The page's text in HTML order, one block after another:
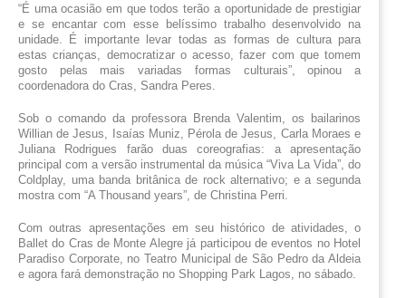
“É uma ocasião em que todos terão a oportunidade de prestigiar
e se encantar com esse belíssimo trabalho desenvolvido na
unidade. É importante levar todas as formas de cultura para
estas crianças, democratizar o acesso, fazer com que tomem
gosto pelas mais variadas formas culturais”, opinou a
coordenadora do Cras, Sandra Peres.
Sob o comando da professora Brenda Valentim, os bailarinos
Willian de Jesus, Isaías Muniz, Pérola de Jesus, Carla Moraes e
Juliana Rodrigues farão duas coreografias: a apresentação
principal com a versão instrumental da música “Viva La Vida”, do
Coldplay, uma banda britânica de rock alternativo; e a segunda
mostra com “A Thousand years”, de Christina Perri.
Com outras apresentações em seu histórico de atividades, o
Ballet do Cras de Monte Alegre já participou de eventos no Hotel
Paradiso Corporate, no Teatro Municipal de São Pedro da Aldeia
e agora fará demonstração no Shopping Park Lagos, no sábado.